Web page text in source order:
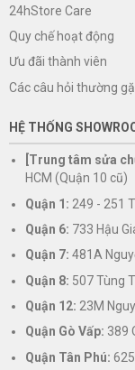
24hStore Care
Quy chế hoạt động
Ưu đãi thành viên
Các câu hỏi thường
HỆ THỐNG
[Trung tâm sửa
HCM (Quận 10 cũ)
Quận 1: 249 - 251
Quận 6: 733 Hậu
Quận 7: 481A
Quận 8: 507 Tùng
Quận 12: 23M
Quận Gò Vấp: 389
Quận Tân Phú: